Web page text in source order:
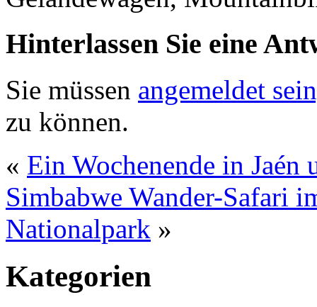
Hinterlassen Sie eine
Sie müssen angemeldet
zu können.
« Ein Wochenende in Jaén
Simbabwe Wander-Safari
Nationalpark »
Kategorien